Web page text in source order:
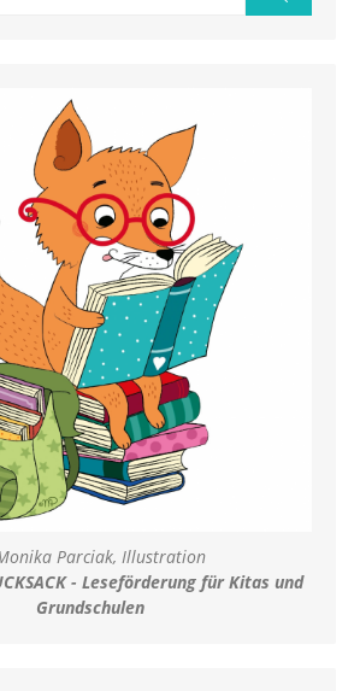
Parciak, Illustration
- Leseförderung für Kitas und
Grundschulen